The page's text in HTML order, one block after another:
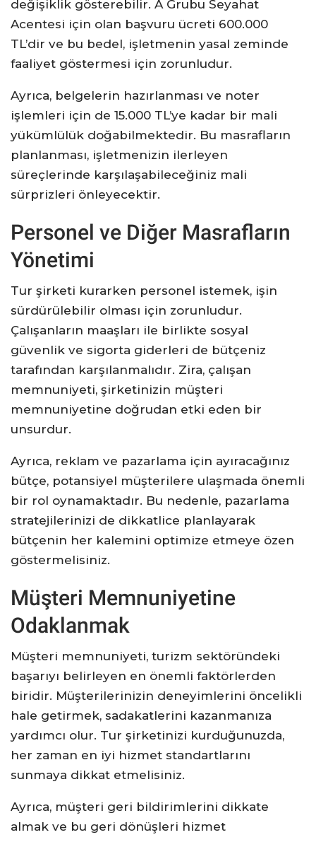
değişiklik gösterebilir. A Grubu Seyahat
Acentesi için olan başvuru ücreti 600.000
TL’dir ve bu bedel, işletmenin yasal zeminde
faaliyet göstermesi için zorunludur.
Ayrıca, belgelerin hazırlanması ve noter
işlemleri için de 15.000 TL’ye kadar bir mali
yükümlülük doğabilmektedir. Bu masrafların
planlanması, işletmenizin ilerleyen
süreçlerinde karşılaşabileceğiniz mali
sürprizleri önleyecektir.
Personel ve Diğer Masrafların
Yönetimi
Tur şirketi kurarken personel istemek, işin
sürdürülebilir olması için zorunludur.
Çalışanların maaşları ile birlikte sosyal
güvenlik ve sigorta giderleri de bütçeniz
tarafından karşılanmalıdır. Zira, çalışan
memnuniyeti, şirketinizin müşteri
memnuniyetine doğrudan etki eden bir
unsurdur.
Ayrıca, reklam ve pazarlama için ayıracağınız
bütçe, potansiyel müşterilere ulaşmada önemli
bir rol oynamaktadır. Bu nedenle, pazarlama
stratejilerinizi de dikkatlice planlayarak
bütçenin her kalemini optimize etmeye özen
göstermelisiniz.
Müşteri Memnuniyetine
Odaklanmak
Müşteri memnuniyeti, turizm sektöründeki
başarıyı belirleyen en önemli faktörlerden
biridir. Müşterilerinizin deneyimlerini öncelikli
hale getirmek, sadakatlerini kazanmanıza
yardımcı olur. Tur şirketinizi kurduğunuzda,
her zaman en iyi hizmet standartlarını
sunmaya dikkat etmelisiniz.
Ayrıca, müşteri geri bildirimlerini dikkate
almak ve bu geri dönüşleri hizmet